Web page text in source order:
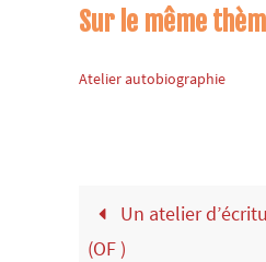
Sur le même
Atelier autobiographie
Un atelier
(OF )